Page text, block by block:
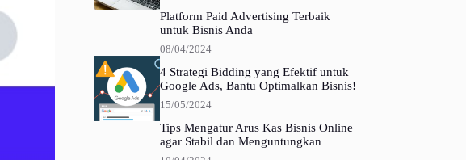
Platform Paid Advertising Terbaik
untuk Bisnis Anda
08/04/2024
4 Strategi Bidding yang Efektif untuk
Google Ads, Bantu Optimalkan Bisnis!
15/05/2024
Tips Mengatur Arus Kas Bisnis Online
agar Stabil dan Menguntungkan